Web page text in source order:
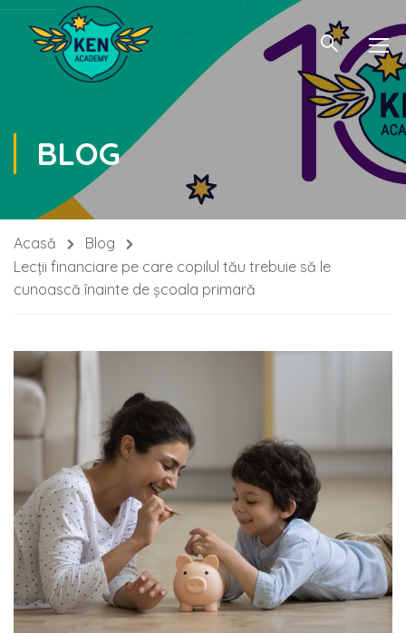
BLOG
Acasă
Blog
Lecții financiare pe care copilul tău trebuie să le
cunoască înainte de școala primară